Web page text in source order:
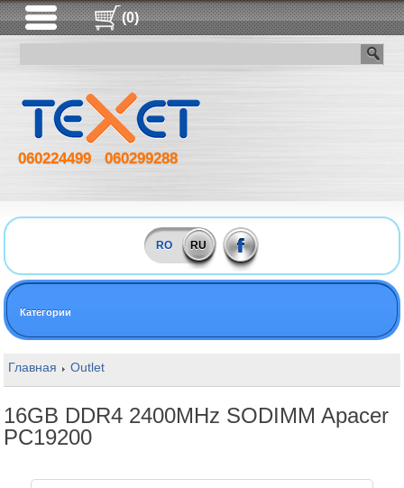
(0)
060224499 060299288
RO RU
Категории
Главная Outlet
16GB DDR4 2400MHz SODIMM Apacer
PC19200